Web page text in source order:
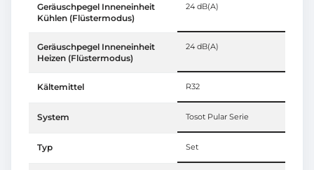
Geräuschpegel Inneneinheit
Kühlen (Flüstermodus)
24 dB(A)
Geräuschpegel Inneneinheit
Heizen (Flüstermodus)
24 dB(A)
Kältemittel R32
System Tosot Pular Serie
Typ Set